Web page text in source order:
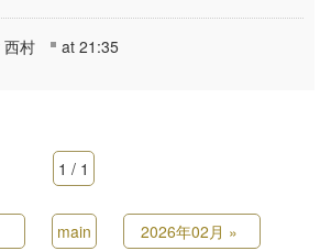
西村 at 21:35
1 / 1
main 2026年02月 »